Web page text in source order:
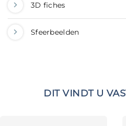
3D fiches
Sfeerbeelden
DIT VINDT U